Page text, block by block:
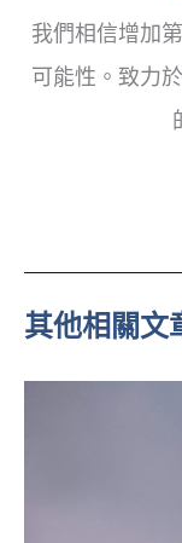
我們相信增加
可能性。致力
其他相關文